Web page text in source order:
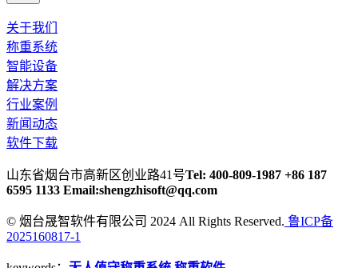
关于我们
称重系统
智能设备
解决方案
行业案例
新闻动态
软件下载
山东省烟台市高新区创业路41号Tel: 400-809-1987 +86 187
6595 1133 Email:shengzhisoft@qq.com
© 烟台晟智软件有限公司 2024 All Rights Reserved. 鲁ICP备
2025160817-1